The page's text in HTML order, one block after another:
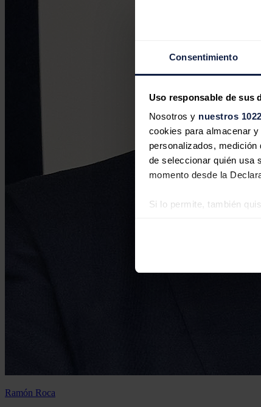
Consentimiento
Uso responsable de sus
Nosotros y nuestros
cookies para almacenar
personalizados,
de seleccionar quién usa
momento desde la
Si lo permite, también
Las cookies de este sitio
y analizar el tráfico.
redes sociales,
que hayan recopilado a
Ramón Roca